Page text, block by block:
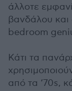
άλλοτε
βανδάλου και
bedroom
Κάτι τα
από τα ‘70s,